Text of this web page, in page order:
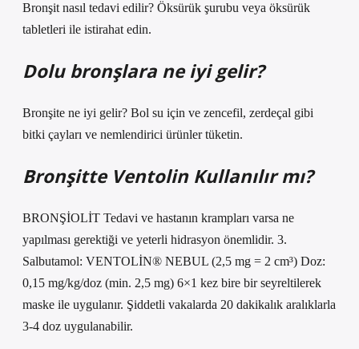
Bronşit nasıl tedavi edilir? Öksürük şurubu veya öksürük
tabletleri ile istirahat edin.
Dolu bronşlara ne iyi gelir?
Bronşite ne iyi gelir? Bol su için ve zencefil, zerdeçal gibi
bitki çayları ve nemlendirici ürünler tüketin.
Bronşitte Ventolin Kullanılır mı?
BRONŞİOLİT Tedavi ve hastanın krampları varsa ne
yapılması gerektiği ve yeterli hidrasyon önemlidir. 3.
Salbutamol: VENTOLİN® NEBUL (2,5 mg = 2 cm³) Doz:
0,15 mg/kg/doz (min. 2,5 mg) 6×1 kez bire bir seyreltilerek
maske ile uygulanır. Şiddetli vakalarda 20 dakikalık aralıklarla
3-4 doz uygulanabilir.